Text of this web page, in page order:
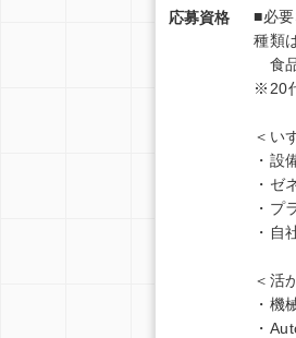
応募資格
■必
種類
食
※20
＜い
・設
・ゼ
・プ
・自
＜活
・機
・